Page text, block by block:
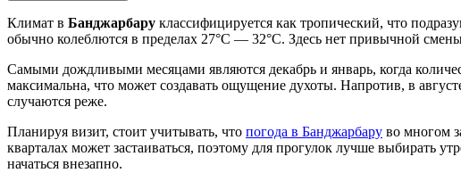
Климат в Банджарбару классифицируется как тропический, что
обычно колеблются в пределах 27°C — 32°C. Здесь нет привычной
Самыми дождливыми месяцами являются декабрь и январь, когда
максимальна, что может создавать ощущение духоты. Напротив, в
случаются реже.
Планируя визит, стоит учитывать, что погода в Банджарбару во многом
кварталах может застаиваться, поэтому для прогулок лучше выбирать
начаться внезапно.